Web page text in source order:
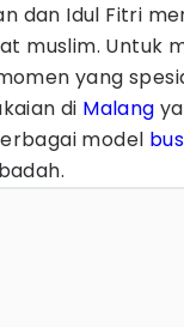
dan Idul Fitri
muslim. Untuk
yang
di Malang
model